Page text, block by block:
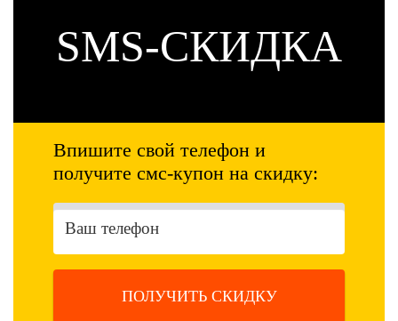
SMS-СКИДКА
Впишите свой телефон и
получите смс-купон на скидку:
ПОЛУЧИТЬ СКИДКУ